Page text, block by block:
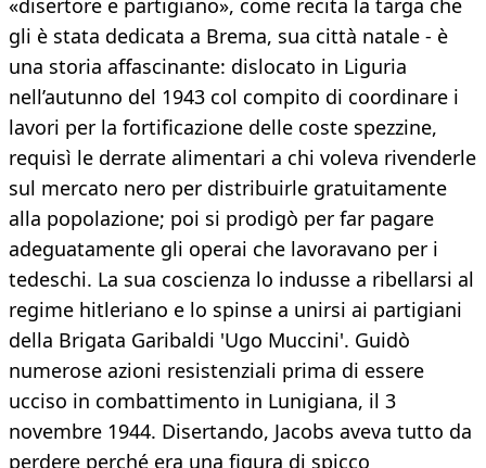
«disertore e partigiano», come recita la targa che
gli è stata dedicata a Brema, sua città natale - è
una storia affascinante: dislocato in Liguria
nell’autunno del 1943 col compito di coordinare i
lavori per la fortificazione delle coste spezzine,
requisì le derrate alimentari a chi voleva rivenderle
sul mercato nero per distribuirle gratuitamente
alla popolazione; poi si prodigò per far pagare
adeguatamente gli operai che lavoravano per i
tedeschi. La sua coscienza lo indusse a ribellarsi al
regime hitleriano e lo spinse a unirsi ai partigiani
della Brigata Garibaldi 'Ugo Muccini'. Guidò
numerose azioni resistenziali prima di essere
ucciso in combattimento in Lunigiana, il 3
novembre 1944. Disertando, Jacobs aveva tutto da
perdere perché era una figura di spicco